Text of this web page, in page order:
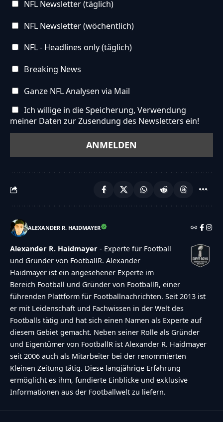
NFL Newsletter (täglich)
NFL Newsletter (wöchentlich)
NFL - Headlines only (täglich)
Breaking News
Ganze NFL Analysen via Mail
Ich willige in die Speicherung, Verwendung
meiner Daten zur Zusendung des Newsletters ein!
ALEXANDER R. HAIDMAYER
Alexander R. Haidmayer - Experte für Football
und Gründer von FootballR. Alexander
Haidmayer ist ein angesehener Experte im
Bereich Football und Gründer von FootballR, einer
führenden Plattform für Footballnachrichten. Seit 2013 ist
er mit Leidenschaft und Fachwissen in der Welt des
Footballs tätig und hat sich einen Namen als Experte auf
diesem Gebiet gemacht. Neben seiner Rolle als Gründer
und Eigentümer von FootballR ist Alexander R. Haidmayer
seit 2006 auch als Mitarbeiter bei der renommierten
Kleinen Zeitung tätig. Diese langjährige Erfahrung
ermöglicht es ihm, fundierte Einblicke und exklusive
Informationen aus der Footballwelt zu liefern.